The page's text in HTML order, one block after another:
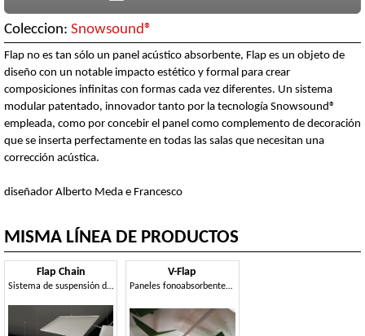
Coleccion: Snowsound®
Flap no es tan sólo un panel acústico absorbente, Flap es un objeto de
diseño con un notable impacto estético y formal para crear
composiciones infinitas con formas cada vez diferentes. Un sistema
modular patentado, innovador tanto por la tecnología Snowsound®
empleada, como por concebir el panel como complemento de decoración
que se inserta perfectamente en todas las salas que necesitan una
corrección acústica.
diseñador Alberto Meda e Francesco
MISMA LÍNEA DE PRODUCTOS
Flap Chain
Sistema de suspensión de techo para paneles fonoabsorbentes
V-Flap
Paneles fonoabsorbentes elegantes